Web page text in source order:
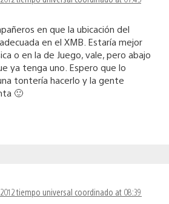
en que la ubicación del
en el XMB. Estaría mejor
o en la de Juego, vale, pero abajo
ya tenga uno. Espero que lo
tontería hacerlo y la gente
🙂
tiempo universal coordinado at 08:39